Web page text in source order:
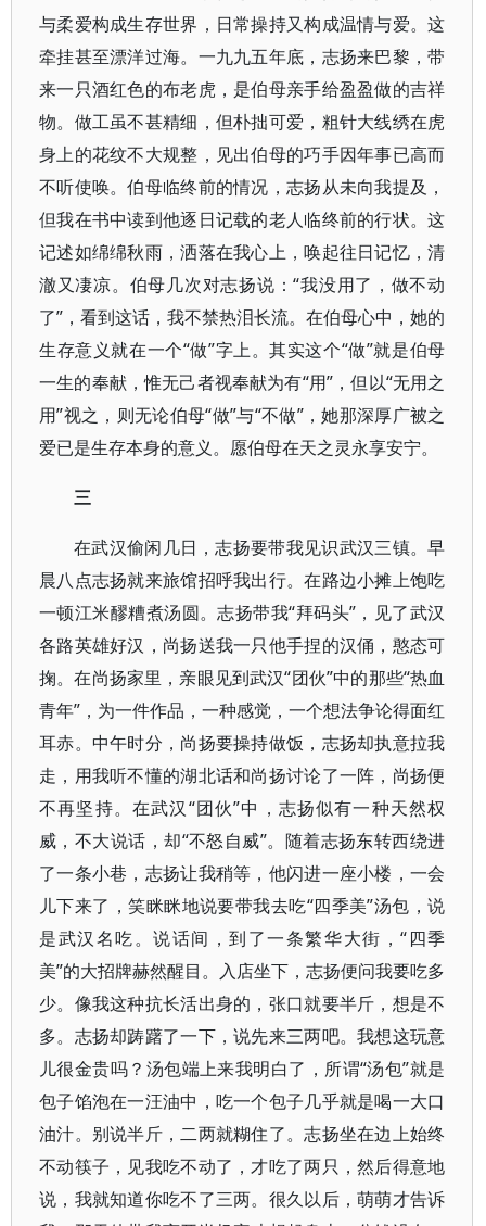
与柔爱构成生存世界，日常操持又构成温情与爱。这
牵挂甚至漂洋过海。一九九五年底，志扬来巴黎，带
来一只酒红色的布老虎，是伯母亲手给盈盈做的吉祥
物。做工虽不甚精细，但朴拙可爱，粗针大线绣在虎
身上的花纹不大规整，见出伯母的巧手因年事已高而
不听使唤。伯母临终前的情况，志扬从未向我提及，
但我在书中读到他逐日记载的老人临终前的行状。这
记述如绵绵秋雨，洒落在我心上，唤起往日记忆，清
澈又凄凉。伯母几次对志扬说：“我没用了，做不动
了”，看到这话，我不禁热泪长流。在伯母心中，她的
生存意义就在一个“做”字上。其实这个“做”就是伯母
一生的奉献，惟无己者视奉献为有“用”，但以“无用之
用”视之，则无论伯母“做”与“不做”，她那深厚广被之
爱已是生存本身的意义。愿伯母在天之灵永享安宁。
三
在武汉偷闲几日，志扬要带我见识武汉三镇。早
晨八点志扬就来旅馆招呼我出行。在路边小摊上饱吃
一顿江米醪糟煮汤圆。志扬带我“拜码头”，见了武汉
各路英雄好汉，尚扬送我一只他手捏的汉俑，憨态可
掬。在尚扬家里，亲眼见到武汉“团伙”中的那些“热血
青年”，为一件作品，一种感觉，一个想法争论得面红
耳赤。中午时分，尚扬要操持做饭，志扬却执意拉我
走，用我听不懂的湖北话和尚扬讨论了一阵，尚扬便
不再坚持。在武汉“团伙”中，志扬似有一种天然权
威，不大说话，却“不怒自威”。随着志扬东转西绕进
了一条小巷，志扬让我稍等，他闪进一座小楼，一会
儿下来了，笑眯眯地说要带我去吃“四季美”汤包，说
是武汉名吃。说话间，到了一条繁华大街，“四季
美”的大招牌赫然醒目。入店坐下，志扬便问我要吃多
少。像我这种抗长活出身的，张口就要半斤，想是不
多。志扬却踌躇了一下，说先来三两吧。我想这玩意
儿很金贵吗？汤包端上来我明白了，所谓“汤包”就是
包子馅泡在一汪油中，吃一个包子几乎就是喝一大口
油汁。别说半斤，二两就糊住了。志扬坐在边上始终
不动筷子，见我吃不动了，才吃了两只，然后得意地
说，我就知道你吃不了三两。很久以后，萌萌才告诉